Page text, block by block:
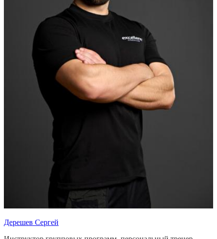
Дерешев Сергей